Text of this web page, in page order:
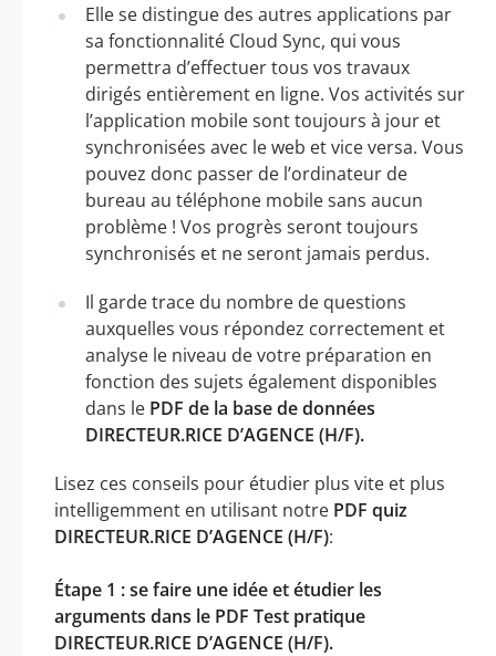
Elle se distingue des autres applications par
sa fonctionnalité Cloud Sync, qui vous
permettra d’effectuer tous vos travaux
dirigés entièrement en ligne. Vos activités sur
l’application mobile sont toujours à jour et
synchronisées avec le web et vice versa. Vous
pouvez donc passer de l’ordinateur de
bureau au téléphone mobile sans aucun
problème ! Vos progrès seront toujours
synchronisés et ne seront jamais perdus.
Il garde trace du nombre de questions
auxquelles vous répondez correctement et
analyse le niveau de votre préparation en
fonction des sujets également disponibles
dans le PDF de la base de données
DIRECTEUR.RICE D’AGENCE (H/F).
Lisez ces conseils pour étudier plus vite et plus
intelligemment en utilisant notre PDF quiz
DIRECTEUR.RICE D’AGENCE (H/F):
Étape 1 : se faire une idée et étudier les
arguments dans le PDF Test pratique
DIRECTEUR.RICE D’AGENCE (H/F).